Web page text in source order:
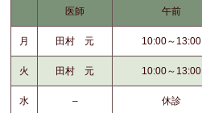
医師 午前
月 田村 元 10:00～13:00
火 田村 元 10:00～13:00
水 – 休診